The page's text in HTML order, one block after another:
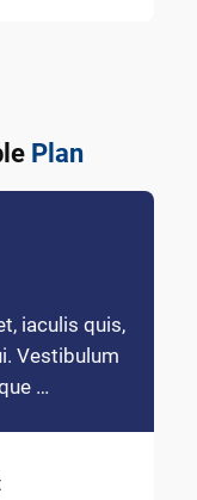
Plan
iaculis quis,
Vestibulum
…